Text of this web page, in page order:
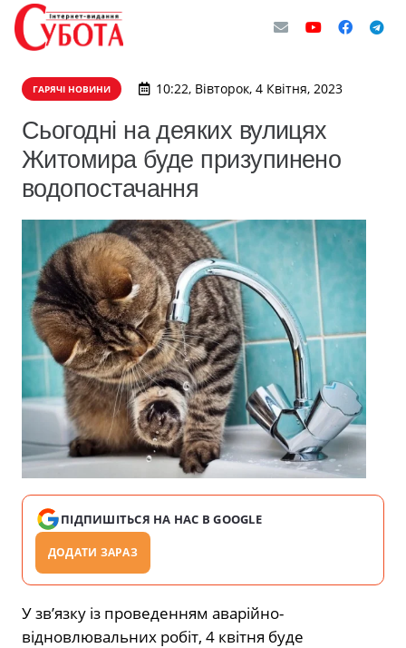
ГАРЯЧІ НОВИНИ 10:22, Вівторок, 4 Квітня, 2023
Сьогодні на деяких вулицях
Житомира буде призупинено
водопостачання
ПІДПИШІТЬСЯ НА НАС В GOOGLE
ДОДАТИ ЗАРАЗ
У зв’язку із проведенням аварійно-
відновлювальних робіт, 4 квітня буде